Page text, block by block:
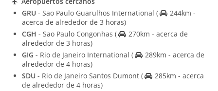
GRU - Sao Paulo Guarulhos International (
244km -
acerca de alrededor de 3 horas)
CGH - Sao Paulo Congonhas (
270km - acerca de
alrededor de 3 horas)
GIG - Rio de Janeiro International (
289km - acerca de
alrededor de 4 horas)
SDU - Rio de Janeiro Santos Dumont (
285km - acerca
de alrededor de 4 horas)